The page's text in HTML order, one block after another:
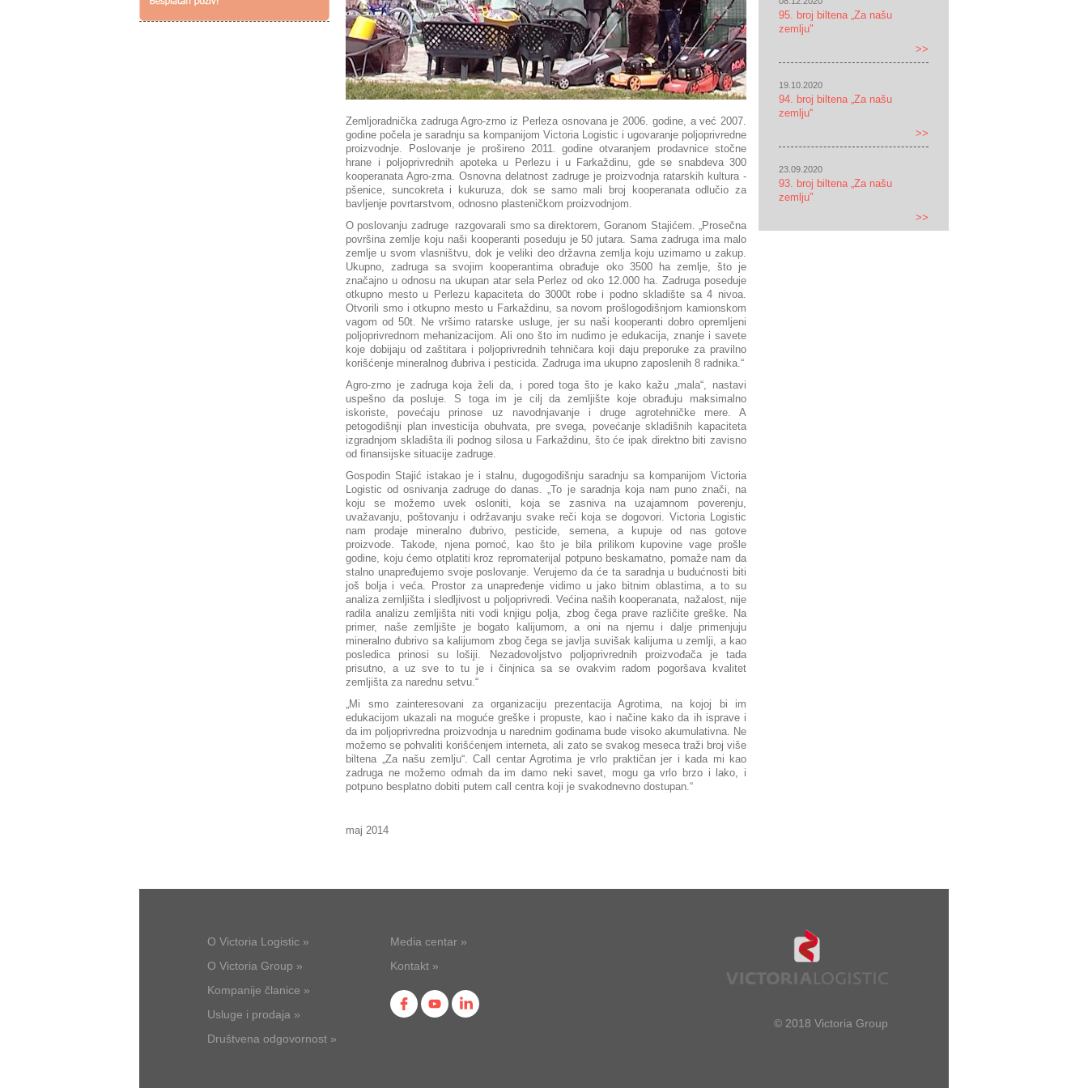
Zemljoradnička zadruga Agro-zrno iz Perleza osnovana je 2006. godine, a već 2007.
godine počela je saradnju sa kompanijom Victoria Logistic i ugovaranje poljoprivredne
proizvodnje. Poslovanje je prošireno 2011. godine otvaranjem prodavnice stočne
hrane i poljoprivrednih apoteka u Perlezu i u Farkaždinu, gde se snabdeva 300
kooperanata Agro-zrna. Osnovna delatnost zadruge je proizvodnja ratarskih kultura -
pšenice, suncokreta i kukuruza, dok se samo mali broj kooperanata odlučio za
bavljenje povrtarstvom, odnosno plasteničkom proizvodnjom.
O poslovanju zadruge razgovarali smo sa direktorem, Goranom Stajićem. „Prosečna
površina zemlje koju naši kooperanti poseduju je 50 jutara. Sama zadruga ima malo
zemlje u svom vlasništvu, dok je veliki deo državna zemlja koju uzimamo u zakup.
Ukupno, zadruga sa svojim kooperantima obrađuje oko 3500 ha zemlje, što je
značajno u odnosu na ukupan atar sela Perlez od oko 12.000 ha. Zadruga poseduje
otkupno mesto u Perlezu kapaciteta do 3000t robe i podno skladište sa 4 nivoa.
Otvorili smo i otkupno mesto u Farkaždinu, sa novom prošlogodišnjom kamionskom
vagom od 50t. Ne vršimo ratarske usluge, jer su naši kooperanti dobro opremljeni
poljoprivrednom mehanizacijom. Ali ono što im nudimo je edukacija, znanje i savete
koje dobijaju od zaštitara i poljoprivrednih tehničara koji daju preporuke za pravilno
korišćenje mineralnog đubriva i pesticida. Zadruga ima ukupno zaposlenih 8 radnika.“
Agro-zrno je zadruga koja želi da, i pored toga što je kako kažu „mala“, nastavi
uspešno da posluje. S toga im je cilj da zemljište koje obrađuju maksimalno
iskoriste, povećaju prinose uz navodnjavanje i druge agrotehničke mere. A
petogodišnji plan investicija obuhvata, pre svega, povećanje skladišnih kapaciteta
izgradnjom skladišta ili podnog silosa u Farkaždinu, što će ipak direktno biti zavisno
od finansijske situacije zadruge.
Gospodin Stajić istakao je i stalnu, dugogodišnju saradnju sa kompanijom Victoria
Logistic od osnivanja zadruge do danas. „To je saradnja koja nam puno znači, na
koju se možemo uvek osloniti, koja se zasniva na uzajamnom poverenju,
uvažavanju, poštovanju i održavanju svake reči koja se dogovori. Victoria Logistic
nam prodaje mineralno đubrivo, pesticide, semena, a kupuje od nas gotove
proizvode. Takođe, njena pomoć, kao što je bila prilikom kupovine vage prošle
godine, koju ćemo otplatiti kroz repromaterijal potpuno beskamatno, pomaže nam da
stalno unapređujemo svoje poslovanje. Verujemo da će ta saradnja u budućnosti biti
još bolja i veća. Prostor za unapređenje vidimo u jako bitnim oblastima, a to su
analiza zemljišta i sledljivost u poljoprivredi. Većina naših kooperanata, nažalost, nije
radila analizu zemljišta niti vodi knjigu polja, zbog čega prave različite greške. Na
primer, naše zemljište je bogato kalijumom, a oni na njemu i dalje primenjuju
mineralno đubrivo sa kalijumom zbog čega se javlja suvišak kalijuma u zemlji, a kao
posledica prinosi su lošiji. Nezadovoljstvo poljoprivrednih proizvođača je tada
prisutno, a uz sve to tu je i činjnica sa se ovakvim radom pogoršava kvalitet
zemljišta za narednu setvu.“
„Mi smo zainteresovani za organizaciju prezentacija Agrotima, na kojoj bi im
edukacijom ukazali na moguće greške i propuste, kao i načine kako da ih isprave i
da im poljoprivredna proizvodnja u narednim godinama bude visoko akumulativna. Ne
možemo se pohvaliti korišćenjem interneta, ali zato se svakog meseca traži broj više
biltena „Za našu zemlju“. Call centar Agrotima je vrlo praktičan jer i kada mi kao
zadruga ne možemo odmah da im damo neki savet, mogu ga vrlo brzo i lako, i
potpuno besplatno dobiti putem call centra koji je svakodnevno dostupan.“
maj 2014
95. broj biltena „Za našu
zemlju"
>>
19.10.2020
94. broj biltena „Za našu
zemlju“
>>
23.09.2020
93. broj biltena „Za našu
zemlju"
>>
O Victoria Logistic »
O Victoria Group »
Kompanije članice »
Usluge i prodaja »
Društvena odgovornost »
Media centar »
Kontakt »
© 2018 Victoria Group